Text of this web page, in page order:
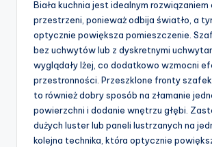
Biała kuchnia jest idealnym rozwiązaniem
przestrzeni, ponieważ odbija światło, a
optycznie powiększa pomieszczenie.
bez uchwytów lub z dyskretnymi
wyglądały lżej, co dodatkowo wzmocni
przestronności. Przeszklone fronty
to również dobry sposób na złamanie
powierzchni i dodanie wnętrzu głębi.
dużych luster lub paneli lustrzanych na
kolejna technika, która optycznie